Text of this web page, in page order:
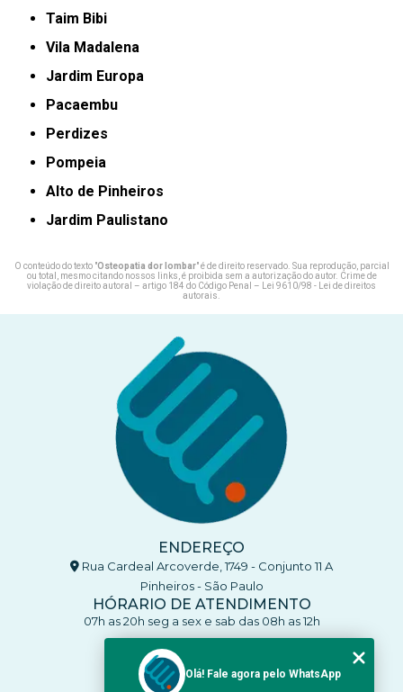
taim Bibi
Vila Madalena
jardim Europa
Pacaembu
Perdizes
Pompeia
Alto de Pinheiros
Jardim Paulistano
O conteúdo do texto "Osteopatia dor lombar" é de direito reservado. Sua reprodução, parcial
ou total, mesmo citando nossos links, é proibida sem a autorização do autor. Crime de
violação de direito autoral – artigo 184 do Código Penal –
Lei 9610/98 - Lei de direitos
autorais
ENDEREÇO
Rua Cardeal Arcoverde, 1749 - Conjunto 11 A
Pinheiros - São Paulo
HÓRARIO DE ATENDIMENTO
07h as 20h seg a sex e sab das 08h as 12h
CONTATO
(11) 93770-4137
Olá! Fale agora pelo WhatsApp